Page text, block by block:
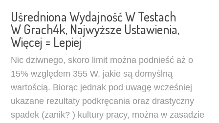
Uśredniona Wydajność W Testach
W Grach4k, Najwyższe Ustawienia,
Więcej = Lepiej
Nic dziwnego, skoro limit można podnieść aż o
15% względem 355 W, jakie są domyślną
wartością. Biorąc jednak pod uwagę wcześniej
ukazane rezultaty podkręcania oraz drastyczny
spadek (zanik? ) kultury pracy, można w zasadzie